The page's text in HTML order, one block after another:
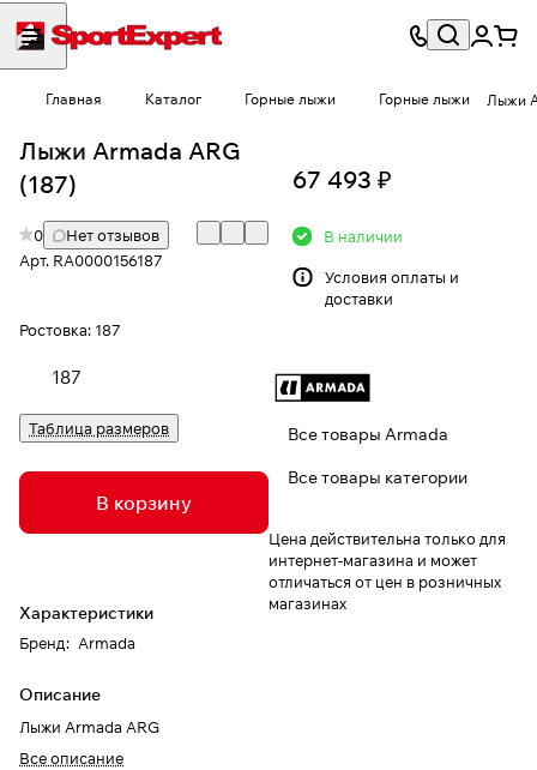
Главная Каталог Горные лыжи Горные лыжи Лыжи
Лыжи Armada ARG
(187)
0
Нет отзывов
Арт. RA0000156187
Ростовка: 187
187
Таблица размеров
В корзину
Характеристики
Бренд: Armada
Описание
Лыжи Armada ARG
Все описание
67 493 ₽
В наличии
Условия оплаты и
доставки
Все товары Armada
Все товары категории
Цена действительна только для
интернет-магазина и может
отличаться от цен в розничных
магазинах